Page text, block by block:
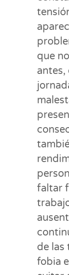
que
antes,
faltar
de las
fobia